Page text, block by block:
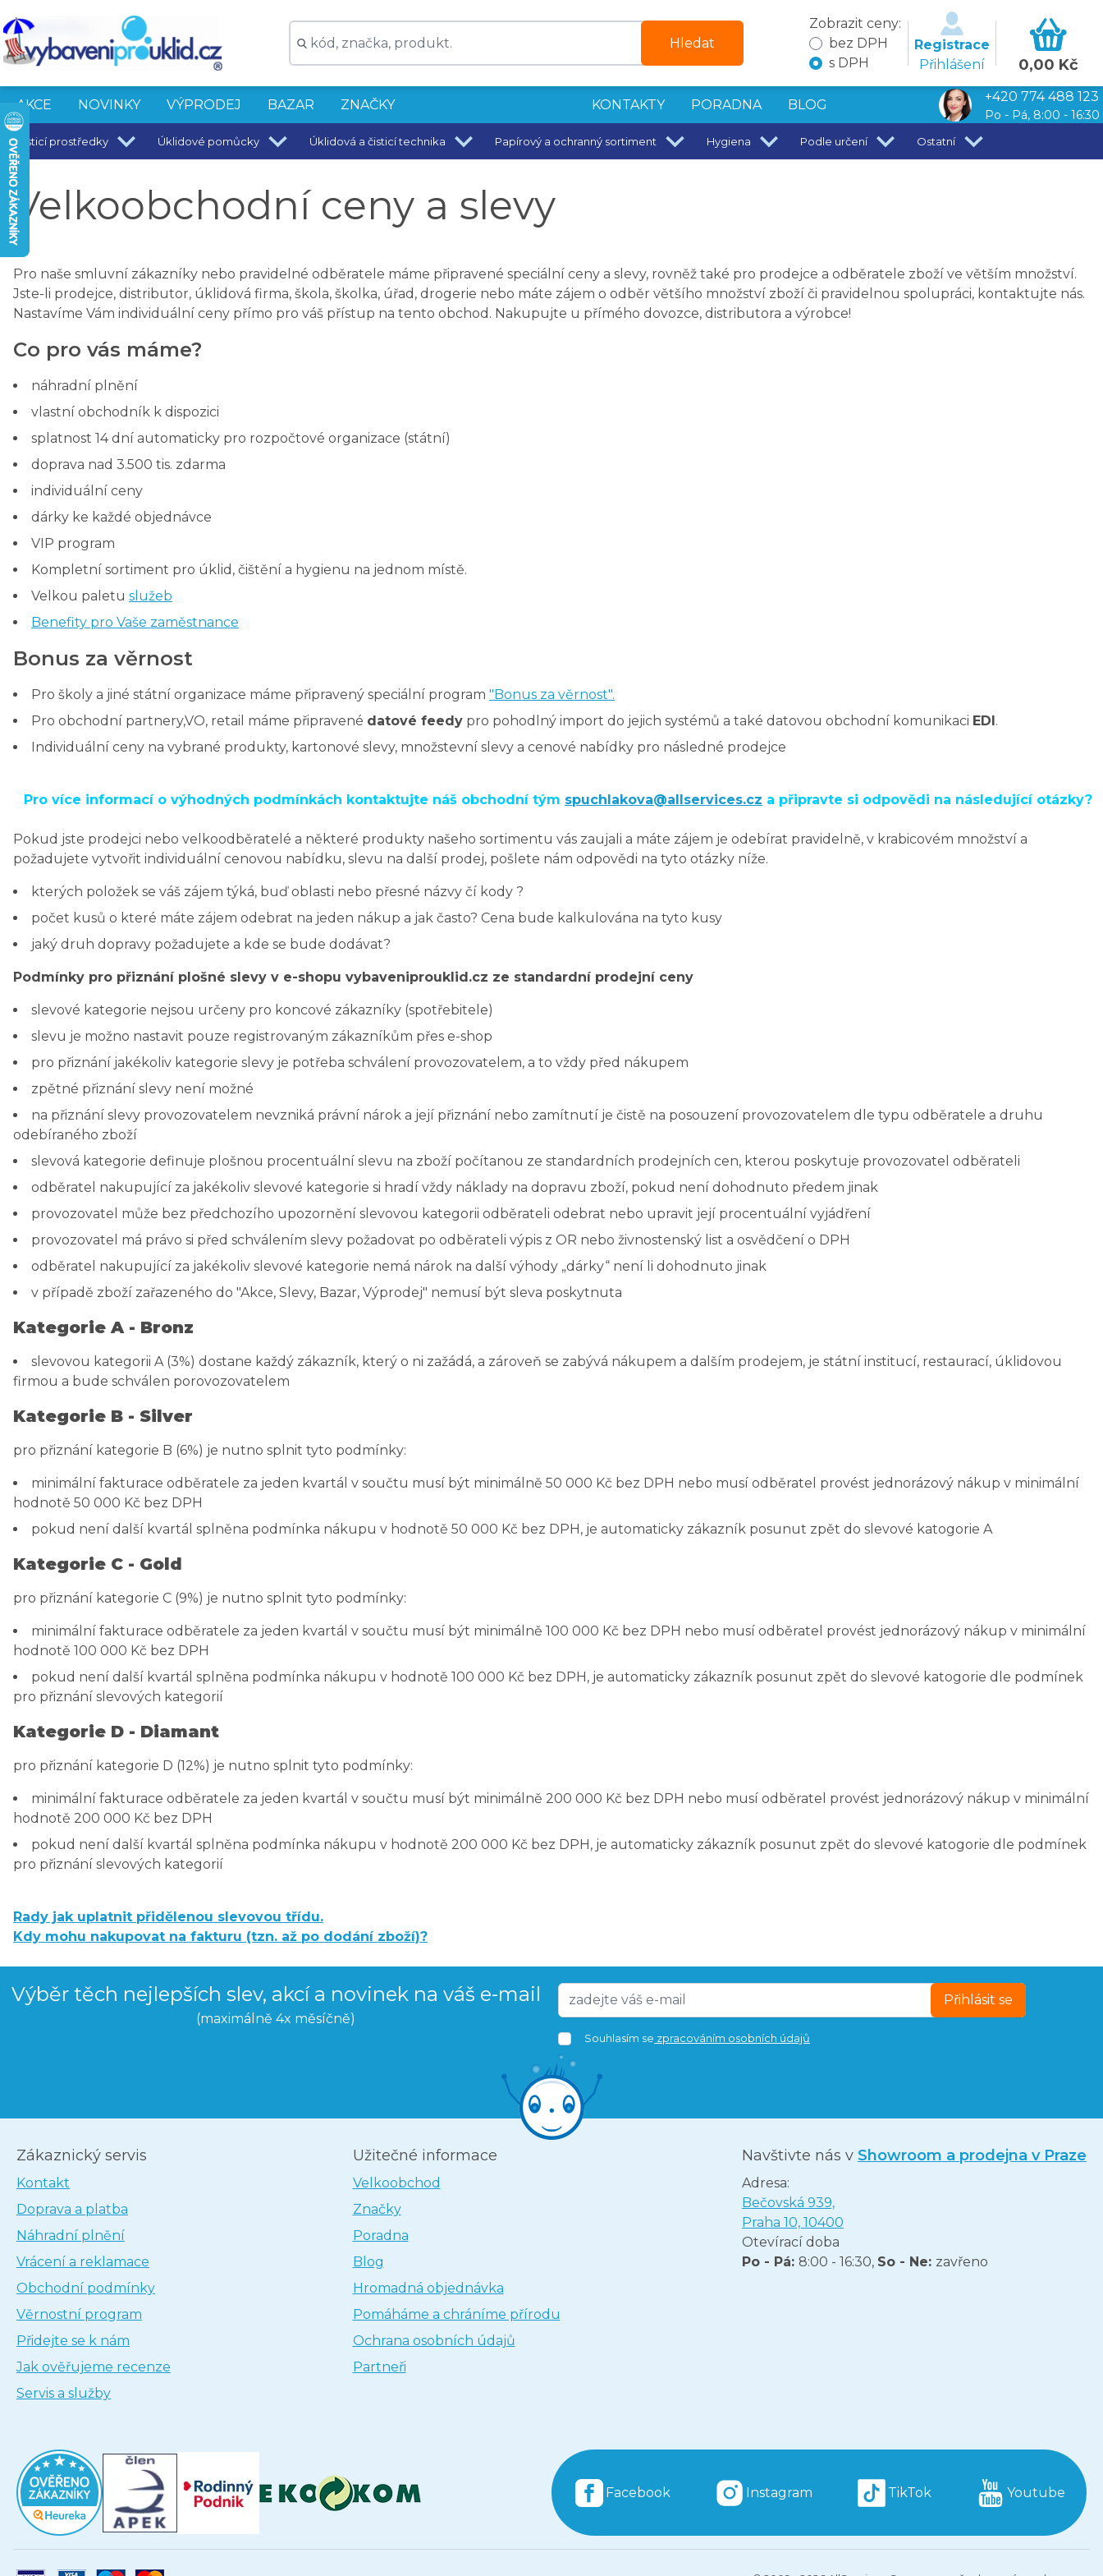
Hledat
Zobrazit ceny:
bez DPH
s DPH
Registrace
Přihlášení
0,00 Kč
AKCE NOVINKY VÝPRODEJ BAZAR ZNAČKY KONTAKTY PORADNA BLOG
+420 774 488 123
Po - Pá, 8:00 - 16:30
Čisticí prostředky Úklidové pomůcky Úklidová a čisticí technika Papírový a ochranný sortiment Hygiena Podle určení Ostatní
Velkoobchodní ceny a slevy
Pro naše smluvní zákazníky nebo pravidelné odběratele máme připravené speciální ceny a slevy, rovněž také pro prodejce a odběratele zboží ve větším množství.
Jste-li prodejce, distributor, úklidová firma, škola, školka, úřad, drogerie nebo máte zájem o odběr většího množství zboží či pravidelnou spolupráci, kontaktujte nás.
Nastavíme Vám individuální ceny přímo pro váš přístup na tento obchod. Nakupujte u přímého dovozce, distributora a výrobce!
Co pro vás máme?
náhradní plnění
vlastní obchodník k dispozici
splatnost 14 dní automaticky pro rozpočtové organizace (státní)
doprava nad 3.500 tis. zdarma
individuální ceny
dárky ke každé objednávce
VIP program
Kompletní sortiment pro úklid, čištění a hygienu na jednom místě.
Velkou paletu služeb
Benefity pro Vaše zaměstnance
Bonus za věrnost
Pro školy a jiné státní organizace máme připravený speciální program "Bonus za věrnost".
Pro obchodní partnery,VO, retail máme připravené datové feedy pro pohodlný import do jejich systémů a také datovou obchodní komunikaci EDI .
Individuální ceny na vybrané produkty, kartonové slevy, množstevní slevy a cenové nabídky pro následné prodejce
Pro více informací o výhodných podmínkách kontaktujte náš obchodní tým spuchlakova@allservices.cz a připravte si odpovědi na následující otázky?
Pokud jste prodejci nebo velkoodběratelé a některé produkty našeho sortimentu vás zaujali a máte zájem je odebírat pravidelně, v krabicovém množství a
požadujete vytvořit individuální cenovou nabídku, slevu na další prodej, pošlete nám odpovědi na tyto otázky níže.
kterých položek se váš zájem týká, buď oblasti nebo přesné názvy čí kody ?
počet kusů o které máte zájem odebrat na jeden nákup a jak často? Cena bude kalkulována na tyto kusy
jaký druh dopravy požadujete a kde se bude dodávat?
Podmínky pro přiznání plošné slevy v e-shopu vybaveniprouklid.cz ze standardní prodejní ceny
slevové kategorie nejsou určeny pro koncové zákazníky (spotřebitele)
slevu je možno nastavit pouze registrovaným zákazníkům přes e-shop
pro přiznání jakékoliv kategorie slevy je potřeba schválení provozovatelem, a to vždy před nákupem
zpětné přiznání slevy není možné
na přiznání slevy provozovatelem nevzniká právní nárok a její přiznání nebo zamítnutí je čistě na posouzení provozovatelem dle typu odběratele a druhu
odebíraného zboží
slevová kategorie definuje plošnou procentuální slevu na zboží počítanou ze standardních prodejních cen, kterou poskytuje provozovatel odběrateli
odběratel nakupující za jakékoliv slevové kategorie si hradí vždy náklady na dopravu zboží, pokud není dohodnuto předem jinak
provozovatel může bez předchozího upozornění slevovou kategorii odběrateli odebrat nebo upravit její procentuální vyjádření
provozovatel má právo si před schválením slevy požadovat po odběrateli výpis z OR nebo živnostenský list a osvědčení o DPH
odběratel nakupující za jakékoliv slevové kategorie nemá nárok na další výhody „dárky“ není li dohodnuto jinak
v případě zboží zařazeného do "Akce, Slevy, Bazar, Výprodej" nemusí být sleva poskytnuta
Kategorie A - Bronz
slevovou kategorii A (3%) dostane každý zákazník, který o ni zažádá, a zároveň se zabývá nákupem a dalším prodejem, je státní institucí, restaurací, úklidovou
firmou a bude schválen porovozovatelem
Kategorie B - Silver
pro přiznání kategorie B (6%) je nutno splnit tyto podmínky:
minimální fakturace odběratele za jeden kvartál v součtu musí být minimálně 50 000 Kč bez DPH nebo musí odběratel provést jednorázový nákup v minimální
hodnotě 50 000 Kč bez DPH
pokud není další kvartál splněna podmínka nákupu v hodnotě 50 000 Kč bez DPH, je automaticky zákazník posunut zpět do slevové katogorie A
Kategorie C - Gold
pro přiznání kategorie C (9%) je nutno splnit tyto podmínky:
minimální fakturace odběratele za jeden kvartál v součtu musí být minimálně 100 000 Kč bez DPH nebo musí odběratel provést jednorázový nákup v minimální
hodnotě 100 000 Kč bez DPH
pokud není další kvartál splněna podmínka nákupu v hodnotě 100 000 Kč bez DPH, je automaticky zákazník posunut zpět do slevové katogorie dle podmínek
pro přiznání slevových kategorií
Kategorie D - Diamant
pro přiznání kategorie D (12%) je nutno splnit tyto podmínky:
minimální fakturace odběratele za jeden kvartál v součtu musí být minimálně 200 000 Kč bez DPH nebo musí odběratel provést jednorázový nákup v minimální
hodnotě 200 000 Kč bez DPH
pokud není další kvartál splněna podmínka nákupu v hodnotě 200 000 Kč bez DPH, je automaticky zákazník posunut zpět do slevové katogorie dle podmínek
pro přiznání slevových kategorií
Rady jak uplatnit přidělenou slevovou třídu.
Kdy mohu nakupovat na fakturu (tzn. až po dodání zboží)?
Výběr těch nejlepších slev, akcí a novinek na váš e-mail
(maximálně 4x měsíčně)
Přihlásit se
Souhlasím se zpracováním osobních údajů
Zákaznický servis
Kontakt
Doprava a platba
Náhradní plnění
Vrácení a reklamace
Obchodní podmínky
Věrnostní program
Přidejte se k nám
Jak ověřujeme recenze
Servis a služby
Užitečné informace
Velkoobchod
Značky
Poradna
Blog
Hromadná objednávka
Pomáháme a chráníme přírodu
Ochrana osobních údajů
Partneři
Navštivte nás v Showroom a prodejna v Praze
Adresa:
Bečovská 939,
Praha 10, 10400
Otevírací doba
Po - Pá: 8:00 - 16:30, So - Ne: zavřeno
Facebook Instagram TikTok Youtube